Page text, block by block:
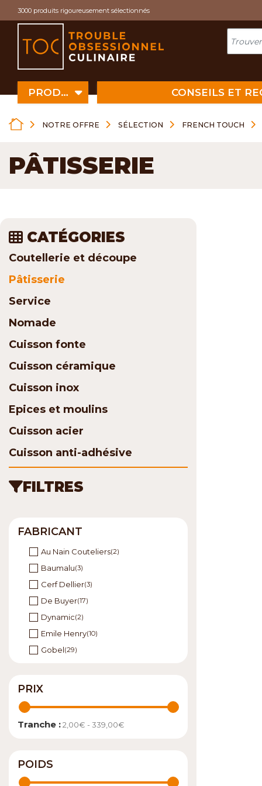
3000 produits rigoureusement sélectionnés
PRODUITS CONSEILS ET
NOTRE OFFRE SÉLECTION FRENCH TOUCH
PÂTISSERIE
CATÉGORIES
Coutellerie et découpe
Pâtisserie
Service
Nomade
Cuisson fonte
Cuisson céramique
Cuisson inox
Epices et moulins
Cuisson acier
Cuisson anti-adhésive
FILTRES
FABRICANT
Au Nain Couteliers(2)
Baumalu(3)
Cerf Dellier(3)
De Buyer(17)
Dynamic(2)
Emile Henry(10)
Gobel(29)
Roger Orfèvre
Saint Romain(2)
PRIX
Tranche :2,00€ - 339,00€
POIDS